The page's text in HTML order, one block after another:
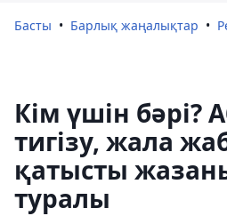
Басты Барлық жаңалықтар
Кім үшін бәрі?
тигізу, жала
қатысты
туралы